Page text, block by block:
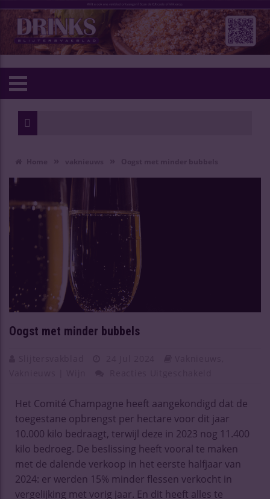
Oogst met minder bubbels
Het Comité Champagne heeft aangekondigd dat de
toegestane opbrengst per hectare voor dit jaar
10.000 kilo bedraagt, terwijl deze in 2023 nog 11.400
kilo bedroeg. De beslissing heeft vooral te maken
met de dalende verkoop in het eerste halfjaar van
2024: er werden 15% minder flessen verkocht in
vergelijking met vorig jaar. En dit heeft alles te